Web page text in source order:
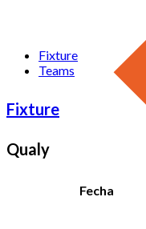
Fixture
Teams
Fixture
Qualy
Fecha